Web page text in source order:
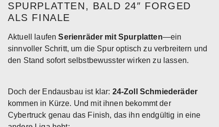
SPURPLATTEN, BALD 24″ FORGED
ALS FINALE
Aktuell laufenSerienräder mit Spurplatten—ein
sinnvoller Schritt, um die Spur optisch zu verbreitern und
den Stand sofort selbstbewusster wirken zu lassen.
Doch der Endausbau ist klar: 24-Zoll Schmiederäder
kommen in Kürze. Und mit ihnen bekommt der
Cybertruck genau das Finish, das ihn endgültig in eine